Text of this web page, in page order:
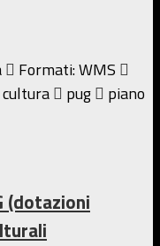
Formati:WMS
cultura pug
piano
(dotazioni